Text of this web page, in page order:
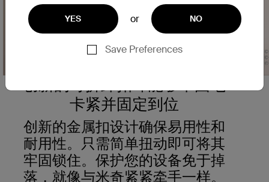
YES or NO
Save Preferences
创新的可拆卸扣环能够牢固地
卡紧并固定到位
创新的金属扣设计确保易用性和
耐用性。只需简单扭动即可将其
牢固锁住。保护您的设备免于掉
落，就像与米奇紧紧牵手一样。
Next